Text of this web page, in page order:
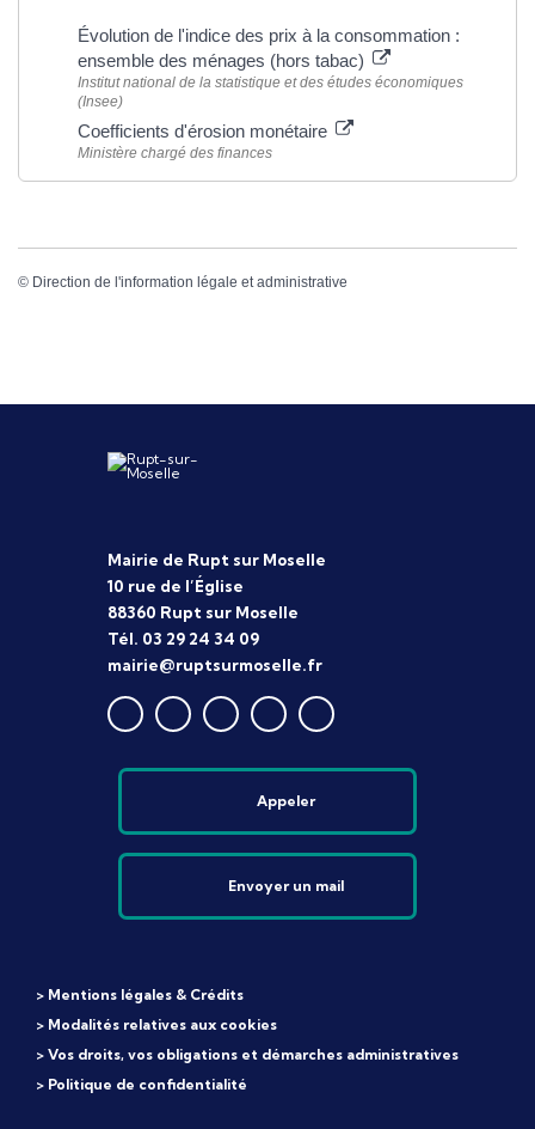
Évolution de l'indice des prix à la consommation :
ensemble des ménages (hors tabac)
Institut national de la statistique et des études économiques
(Insee)
Coefficients d'érosion monétaire
Ministère chargé des finances
© Direction de l'information légale et administrative
Mairie de Rupt sur Moselle
10 rue de l’Église
88360 Rupt sur Moselle
Tél. 03 29 24 34 09
mairie@ruptsurmoselle.fr
Appeler
Envoyer un mail
> Mentions légales & Crédits
> Modalités relatives aux cookies
> Vos droits, vos obligations et démarches administratives
> Politique de confidentialité